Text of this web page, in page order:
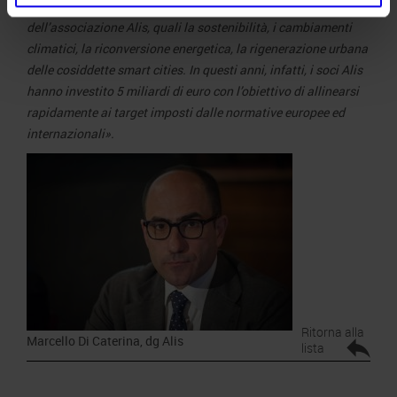
contesto di grande spessore i grandi temi messi in risalto
dell’associazione Alis, quali la sostenibilità, i cambiamenti
climatici, la riconversione energetica, la rigenerazione urbana
delle cosiddette smart cities. In questi anni, infatti, i soci Alis
hanno investito 5 miliardi di euro con l’obiettivo di allinearsi
rapidamente ai target imposti dalle normative europee ed
internazionali».
Marcello Di Caterina, dg Alis
Ritorna alla
lista